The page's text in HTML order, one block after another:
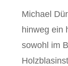
Michael
hinweg ein
sowohl im